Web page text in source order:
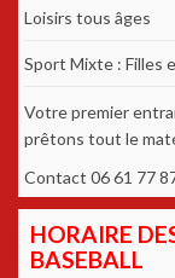
Loisirs tous âges
Sport Mixte : Filles
Votre premier
prêtons tout le
Contact 06 61 77
HORAIRE
BASEBALL